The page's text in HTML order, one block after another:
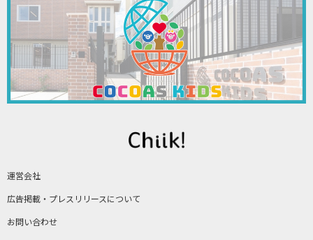
運営会社
広告掲載・プレスリリースについて
お問い合わせ